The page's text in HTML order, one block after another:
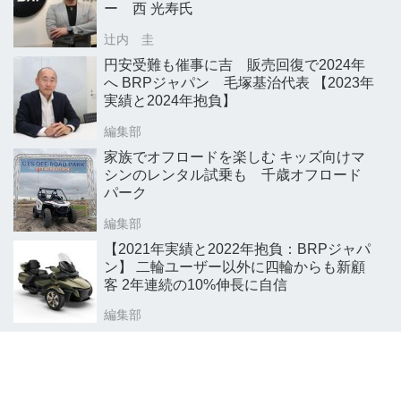
ー 西 光寿氏
辻内 圭
円安受難も催事に吉 販売回復で2024年
へ BRPジャパン 毛塚基治代表 【2023年
実績と2024年抱負】
編集部
家族でオフロードを楽しむ キッズ向けマ
シンのレンタル試乗も 千歳オフロード
パーク
編集部
【2021年実績と2022年抱負：BRPジャパ
ン】 二輪ユーザー以外に四輪からも新顧
客 2年連続の10%伸長に自信
編集部